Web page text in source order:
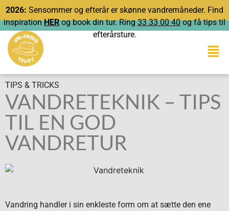
2026: Sensommer og efterår er skønne vandremåneder. Find
inspiration HERog book din tur. Ring33 33 00 40 og få tips til
efterårsture.
TIPS & TRICKS
VANDRETEKNIK – TIPS
TIL EN GOD
VANDRETUR
Vandring handler i sin enkleste form om at sætte den ene